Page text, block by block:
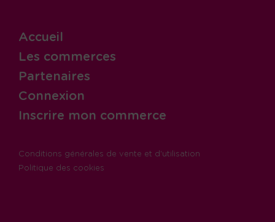
Accueil
Les commerces
Partenaires
Connexion
Inscrire mon commerce
Conditions générales de vente et d'utilisation
Politique des cookies